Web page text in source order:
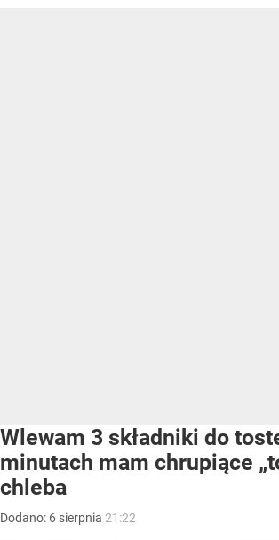
Wlewam 3 składniki do
minutach mam chrupiące
chleba
Dodano: 6 sierpnia 21:22